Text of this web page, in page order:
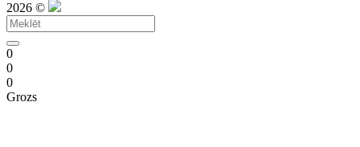
2026 ©
0
0
0
Grozs